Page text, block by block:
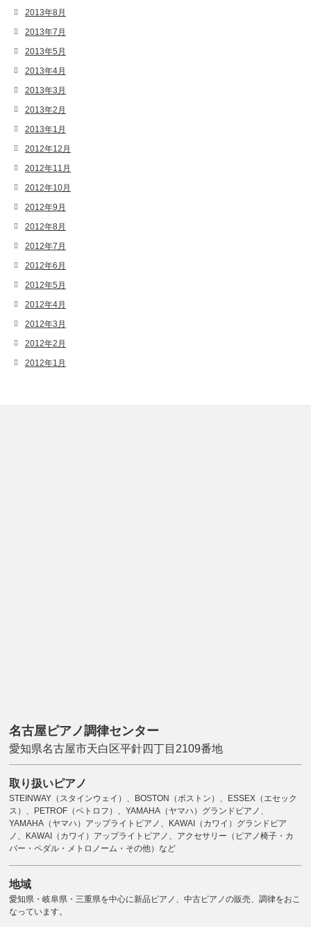
2013年8月
2013年7月
2013年5月
2013年4月
2013年3月
2013年2月
2013年1月
2012年12月
2012年11月
2012年10月
2012年9月
2012年8月
2012年7月
2012年6月
2012年5月
2012年4月
2012年3月
2012年2月
2012年1月
名古屋ピアノ調律センター
愛知県名古屋市天白区平針四丁目2109番地
取り扱いピアノ
STEINWAY（スタインウェイ）、BOSTON（ボストン）、ESSEX（エセック
ス）、PETROF（ペトロフ）、YAMAHA（ヤマハ）グランドピアノ、
YAMAHA（ヤマハ）アップライトピアノ、KAWAI（カワイ）グランドピア
ノ、KAWAI（カワイ）アップライトピアノ、アクセサリー（ピアノ椅子・カ
バー・ペダル・メトロノーム・その他）など
地域
愛知県・岐阜県・三重県を中心に新品ピアノ、中古ピアノの販売、調律をおこ
なっています。